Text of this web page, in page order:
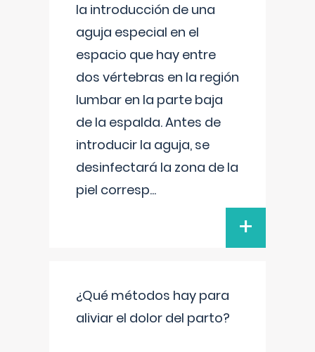
la introducción de una
aguja especial en el
espacio que hay entre
dos vértebras en la región
lumbar en la parte baja
de la espalda. Antes de
introducir la aguja, se
desinfectará la zona de la
piel corresp...
+
¿Qué métodos hay para
aliviar el dolor del parto?